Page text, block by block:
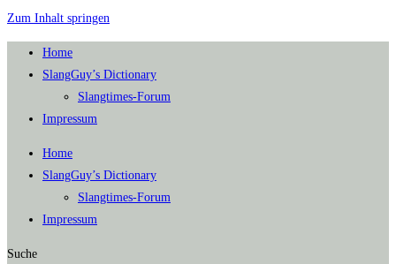
Zum Inhalt springen
Home
SlangGuy’s Dic­tion­a­ry
Slang­times-Forum
Impres­sum
Home
SlangGuy’s Dic­tion­a­ry
Slang­times-Forum
Impres­sum
Suche